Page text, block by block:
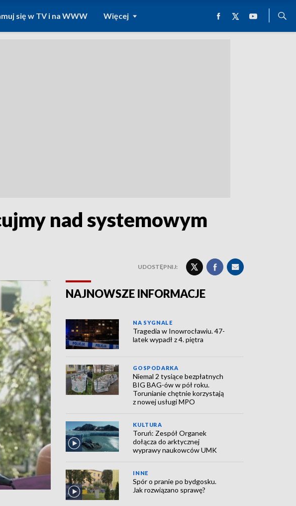
się w TV i na WWW Więcej
nad systemowym
UDOSTĘPNIJ:
NAJNOWSZE INFORMACJE
NA SYGNALE
Tragedia w Inowrocławiu. 47-
latek wypadł z 4. piętra
GOSPODARKA
Niemal 2 tysiące bezpłatnych
BIG BAG-ów w pół roku.
Torunianie chętnie korzystają
z nowej usługi MPO
KULTURA
Toruń: Zespół Organek
dołącza do arktycznej
wyprawy naukowców UMK
INNE
Spór o pranie po bydgosku.
Jak rozwiązano sprawę?